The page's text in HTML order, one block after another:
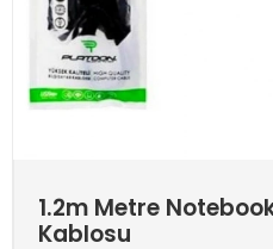
1.2m Metre
Kablosu